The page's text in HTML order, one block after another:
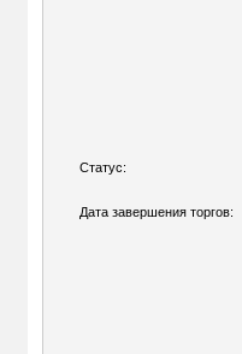
Статус:
Дата завершения торгов: